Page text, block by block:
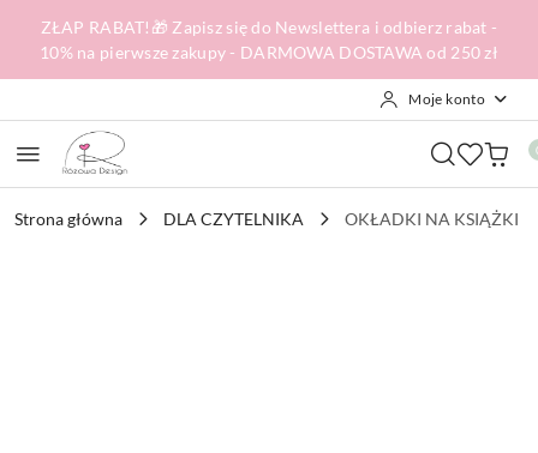
Przejdź do treści głównej
Przejdź do wyszukiwarki
Przejdź do moje konto
Przejdź do menu głównego
Przejdź do opisu produktu
Przejdź do stopki
ZŁAP RABAT!🎁 Zapisz się do Newslettera i odbierz rabat -
10% na pierwsze zakupy - DARMOWA DOSTAWA od 250 zł
Moje konto
Strona główna DLA CZYTELNIKA OKŁADKI NA KSIĄŻKI